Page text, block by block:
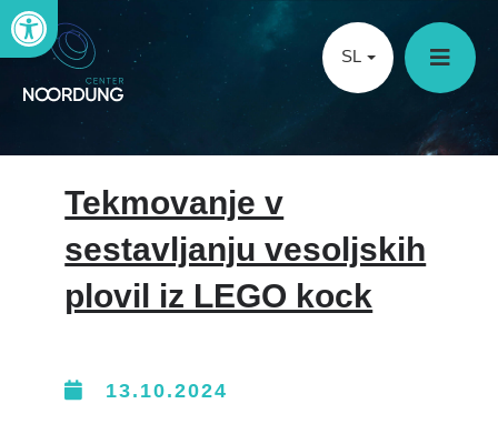
Open toolbar
SL
Tekmovanje v
sestavljanju vesoljskih
plovil iz LEGO kock
13.10.2024